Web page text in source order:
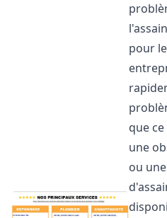
pour
que
une
ou